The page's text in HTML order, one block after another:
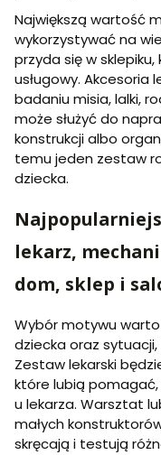
Największą wartość
wykorzystywać na
przyda się w
usługowy. Akcesoria
badaniu misia, lalki,
może służyć do
konstrukcji albo
temu jeden zestaw
dziecka.
lekarz,
dom, sklep i
Wybór motywu
dziecka oraz
Zestaw lekarski
które lubią
u lekarza. Warsztat
małych
skręcają i testują